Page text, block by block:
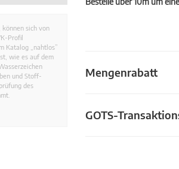
Mengenrabatt
GOTS-
können sich von
Profil
Katalog „nahtlos”
wie es auf dem
und Stoff-
des